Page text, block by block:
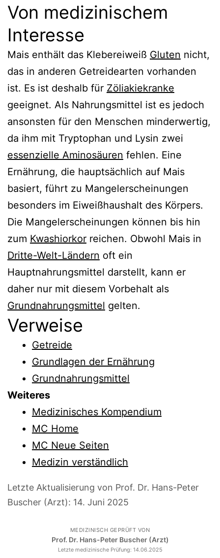
Von medizinischem
Interesse
Mais enthält das Klebereiweiß Gluten nicht,
das in anderen Getreidearten vorhanden
ist. Es ist deshalb für Zöliakiekranke
geeignet. Als Nahrungsmittel ist es jedoch
ansonsten für den Menschen minderwertig,
da ihm mit Tryptophan und Lysin zwei
essenzielle Aminosäuren fehlen. Eine
Ernährung, die hauptsächlich auf Mais
basiert, führt zu Mangelerscheinungen
besonders im Eiweißhaushalt des Körpers.
Die Mangelerscheinungen können bis hin
zum Kwashiorkor reichen. Obwohl Mais in
Dritte-Welt-Ländern oft ein
Hauptnahrungsmittel darstellt, kann er
daher nur mit diesem Vorbehalt als
Grundnahrungsmittel gelten.
Verweise
Getreide
Grundlagen der Ernährung
Grundnahrungsmittel
Weiteres
Medizinisches Kompendium
MC Home
MC Neue Seiten
Medizin verständlich
Letzte Aktualisierung von Prof. Dr. Hans-Peter
Buscher (Arzt): 14. Juni 2025
MEDIZINISCH GEPRÜFT VON
Prof. Dr. Hans-Peter Buscher (Arzt)
Letzte medizinische Prüfung: 14.06.2025